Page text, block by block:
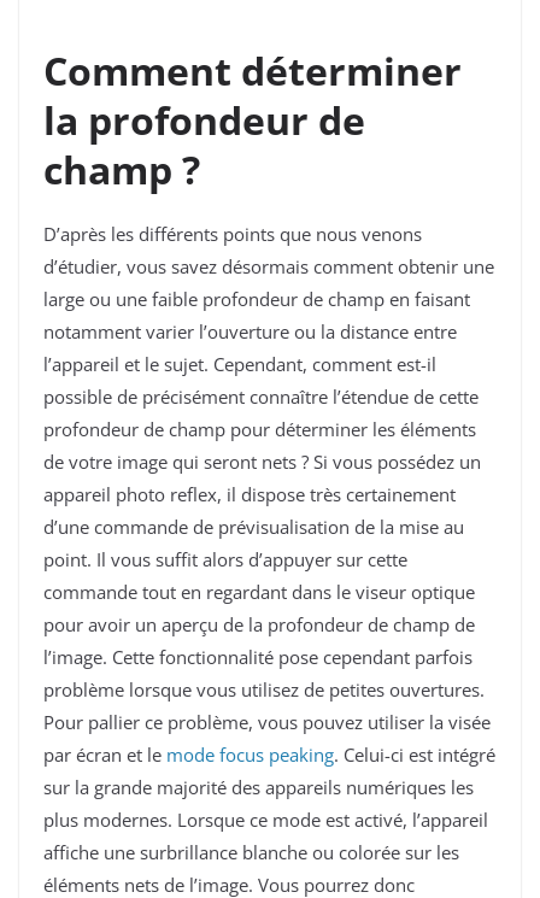
Comment déterminer
la profondeur de
champ ?
D’après les différents points que nous venons
d’étudier, vous savez désormais comment obtenir une
large ou une faible profondeur de champ en faisant
notamment varier l’ouverture ou la distance entre
l’appareil et le sujet. Cependant, comment est-il
possible de précisément connaître l’étendue de cette
profondeur de champ pour déterminer les éléments
de votre image qui seront nets ? Si vous possédez un
appareil photo reflex, il dispose très certainement
d’une commande de prévisualisation de la mise au
point. Il vous suffit alors d’appuyer sur cette
commande tout en regardant dans le viseur optique
pour avoir un aperçu de la profondeur de champ de
l’image. Cette fonctionnalité pose cependant parfois
problème lorsque vous utilisez de petites ouvertures.
Pour pallier ce problème, vous pouvez utiliser la visée
par écran et le mode focus peaking. Celui-ci est intégré
sur la grande majorité des appareils numériques les
plus modernes. Lorsque ce mode est activé, l’appareil
affiche une surbrillance blanche ou colorée sur les
éléments nets de l’image. Vous pourrez donc